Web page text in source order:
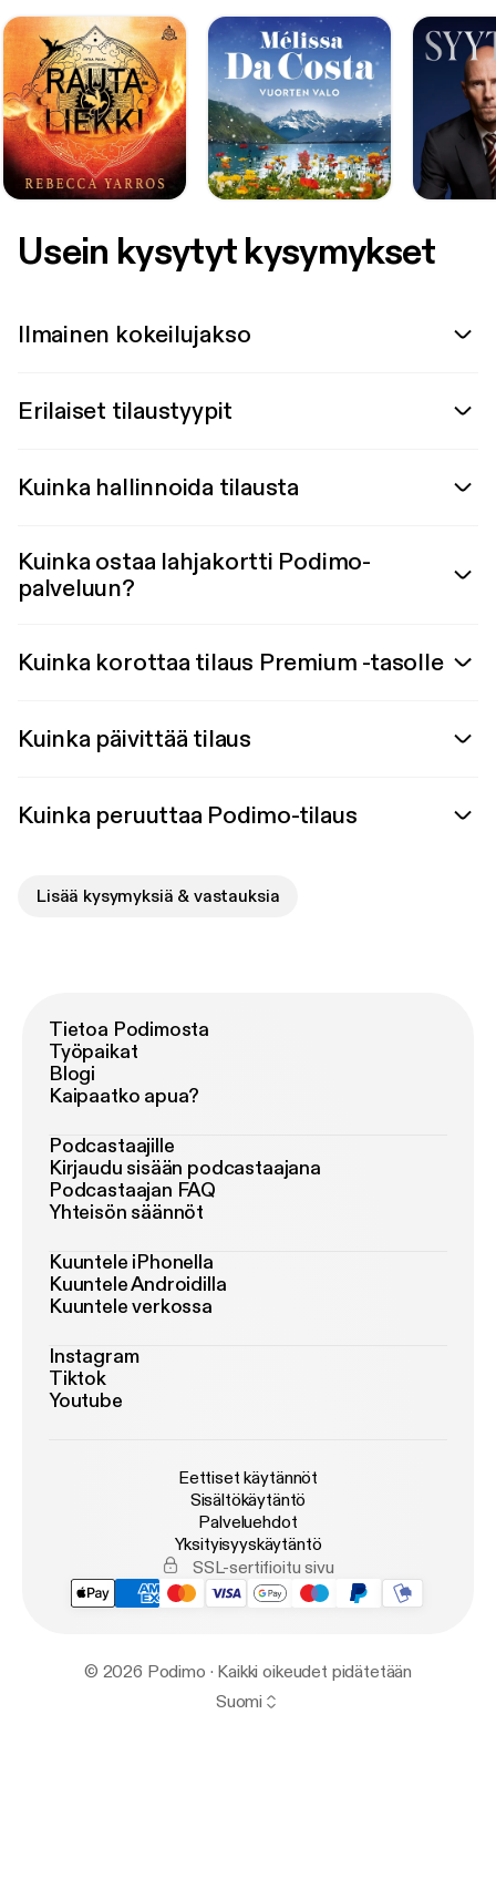
Usein kysytyt kysymykset
Ilmainen kokeilujakso
Erilaiset tilaustyypit
Kuinka hallinnoida tilausta
Kuinka ostaa lahjakortti Podimo-
palveluun?
Kuinka korottaa tilaus Premium -tasolle
Kuinka päivittää tilaus
Kuinka peruuttaa Podimo-tilaus
Lisää kysymyksiä & vastauksia
Tietoa Podimosta
Työpaikat
Blogi
Kaipaatko apua?
Podcastaajille
Kirjaudu sisään podcastaajana
Podcastaajan FAQ
Yhteisön säännöt
Kuuntele iPhonella
Kuuntele Androidilla
Kuuntele verkossa
Instagram
Tiktok
Youtube
Eettiset käytännöt
Sisältökäytäntö
Palveluehdot
Yksityisyyskäytäntö
SSL-sertifioitu sivu
© 2026 Podimo · Kaikki oikeudet pidätetään
Suomi